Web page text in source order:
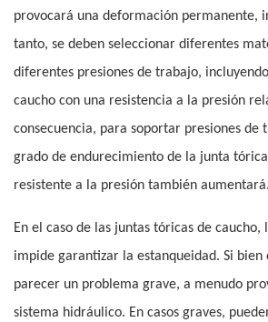
provocará una deformación permanente,
tanto, se deben seleccionar diferentes
diferentes presiones de trabajo,
caucho con una resistencia a la presión
consecuencia, para soportar presiones de
grado de endurecimiento de la junta
resistente a la presión también aumentará.
En el caso de las juntas tóricas de
impide garantizar la estanqueidad. Si bien
parecer un problema grave, a menudo
sistema hidráulico. En casos graves,